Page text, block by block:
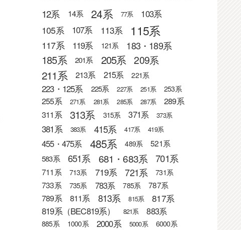
12系 14系 24系 77系 103系
105系 107系 113系 115系
117系 119系 121系 183・189系
185系 201系 205系 209系
211系 213系 215系 221系
223・125系 225系 227系 251系 253系
255系 271系 281系 285系 287系
289系
311系
313系 315系 371系 373系
381系 383系 415系 417系 419系
455・475系 485系 489系 521系
583系 651系 681・683系 701系
711系 713系 719系 721系 731系
733系 735系 783系 785系 787系
789系 811系 813系 815系 817系
819系（BEC819系） 821系 883系
885系 1000系 2000系 5000系 6000系